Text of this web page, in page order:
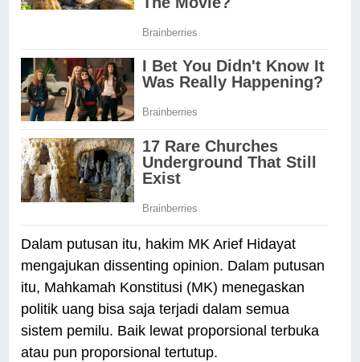
Dalam putusan itu, hakim MK Arief Hidayat
mengajukan dissenting opinion. Dalam putusan
itu, Mahkamah Konstitusi (MK) menegaskan
politik uang bisa saja terjadi dalam semua
sistem pemilu. Baik lewat proporsional terbuka
atau pun proporsional tertutup.